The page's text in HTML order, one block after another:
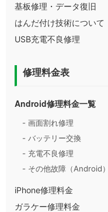
基板修理・データ復旧
はんだ付け技術について
USB充電不良修理
修理料金表
Android修理料金一覧
- 画面割れ修理
- バッテリー交換
- 充電不良修理
- その他故障（Android）
iPhone修理料金
ガラケー修理料金